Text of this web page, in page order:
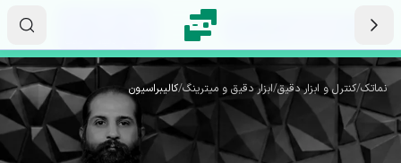
نماتک/کنترل و ابزار دقیق/ابزار دقیق و میترینگ/کالیبراسیون
(CLB)